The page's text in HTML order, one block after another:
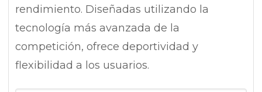
rendimiento. Diseñadas utilizando la
tecnología más avanzada de la
competición, ofrece deportividad y
flexibilidad a los usuarios.